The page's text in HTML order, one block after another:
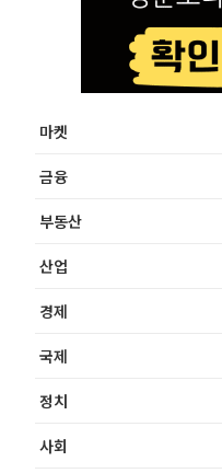
마켓
금융
부동산
산업
경제
국제
정치
사회